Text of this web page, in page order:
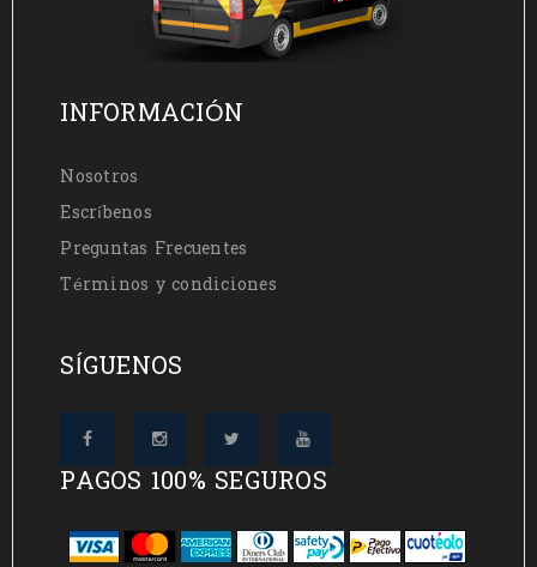
INFORMACIÓN
Nosotros
Escríbenos
Preguntas Frecuentes
Términos y condiciones
SÍGUENOS
PAGOS 100% SEGUROS